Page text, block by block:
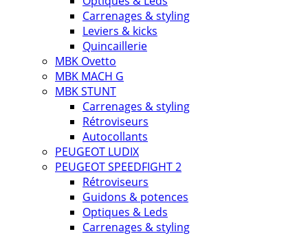
Carrenages & styling
Leviers & kicks
Quincaillerie
MBK Ovetto
MBK MACH G
MBK STUNT
Carrenages & styling
Rétroviseurs
Autocollants
PEUGEOT LUDIX
PEUGEOT SPEEDFIGHT 2
Rétroviseurs
Guidons & potences
Optiques & Leds
Carrenages & styling